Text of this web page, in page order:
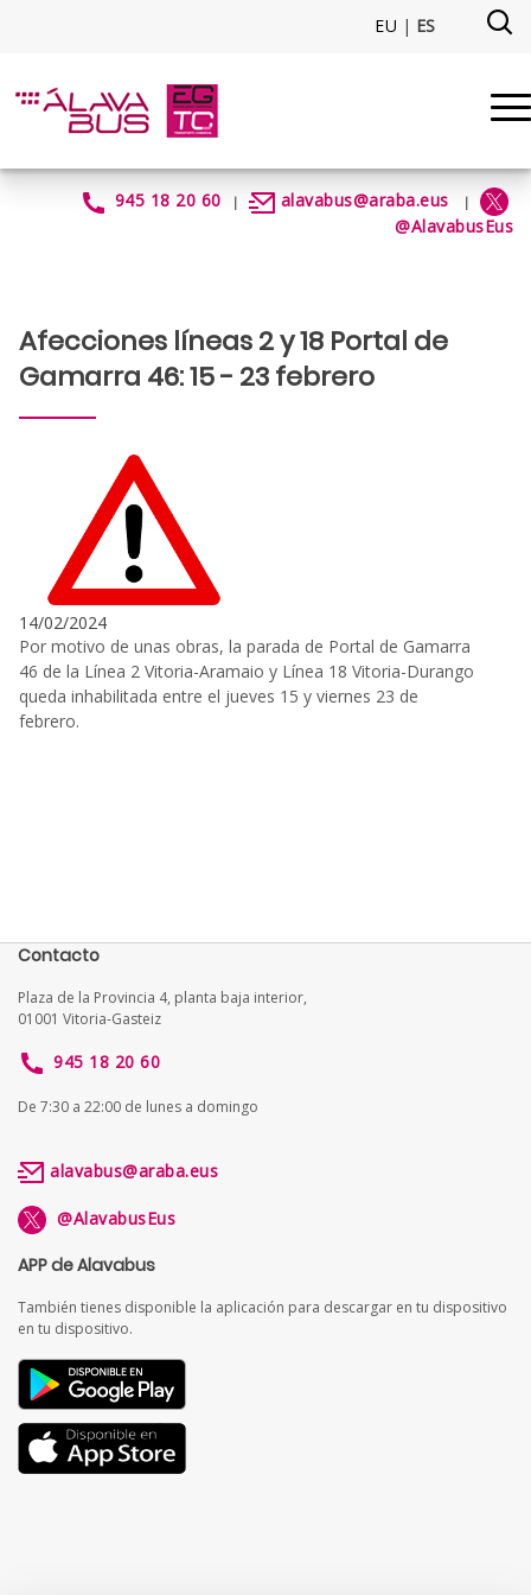
EU | ES
ObrasPortalGamarraFeb2024
945 18 20 60 | alavabus@araba.eus |
@AlavabusEus
Afecciones líneas 2 y 18 Portal de
Gamarra 46: 15 - 23 febrero
14/02/2024
Por motivo de unas obras, la parada de Portal de Gamarra
46 de la Línea 2 Vitoria-Aramaio y Línea 18 Vitoria-Durango
queda inhabilitada entre el jueves 15 y viernes 23 de
febrero.
Contacto
Plaza de la Provincia 4, planta baja interior,
01001 Vitoria-Gasteiz
945 18 20 60
De 7:30 a 22:00 de lunes a domingo
alavabus@araba.eus
@AlavabusEus
APP de Alavabus
También tienes disponible la aplicación para descargar en tu dispositivo
en tu dispositivo.